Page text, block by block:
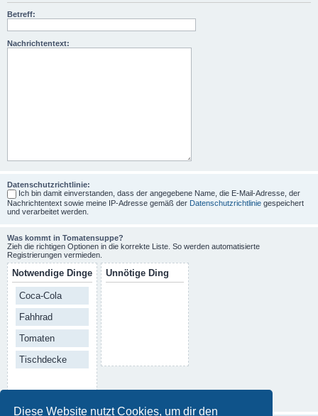
Diese Website nutzt Cookies, um dir den
Betreff:
Nachrichtentext:
Datenschutzrichtlinie:
Ich bin damit einverstanden, dass der angegebene Name, die E-Mail-Adresse, der
Nachrichtentext sowie meine IP-Adresse gemäß der Datenschutzrichtlinie gespeichert
und verarbeitet werden.
Was kommt in Tomatensuppe?
Zieh die richtigen Optionen in die korrekte Liste. So werden automatisierte
Registrierungen vermieden.
Notwendige Dinge
Coca-Cola
Fahhrad
Tomaten
Tischdecke
Unnötige Ding